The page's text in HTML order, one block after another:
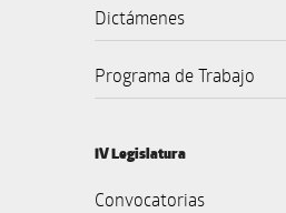
Dictámenes
Programa de Trabajo
IV Legislatura
Convocatorias